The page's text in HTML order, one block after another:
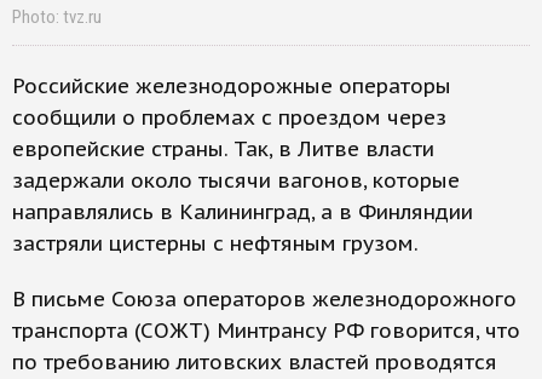
Photo: tvz.ru
Российские железнодорожные операторы
сообщили о проблемах с проездом через
европейские страны. Так, в Литве власти
задержали около тысячи вагонов, которые
направлялись в Калининград, а в Финляндии
застряли цистерны с нефтяным грузом.
В письме Союза операторов железнодорожного
транспорта (СОЖТ) Минтрансу РФ говорится, что
по требованию литовских властей проводятся